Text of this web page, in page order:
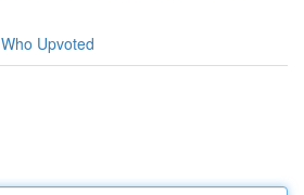
Who Upvoted